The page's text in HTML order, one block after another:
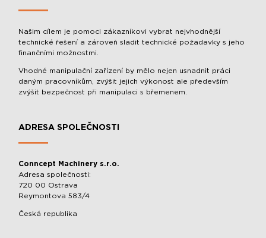
Našim cílem je pomoci zákazníkovi vybrat nejvhodnější
technické řešení a zároveň sladit technické požadavky s jeho
finančními možnostmi.
Vhodné manipulační zařízení by mělo nejen usnadnit práci
daným pracovníkům, zvýšit jejich výkonost ale především
zvýšit bezpečnost při manipulaci s břemenem.
ADRESA SPOLEČNOSTI
Conncept Machinery s.r.o.
Adresa společnosti:
720 00 Ostrava
Reymontova 583/4
Česká republika